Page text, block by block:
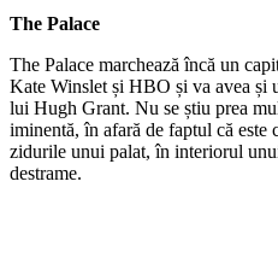
The Palace
The Palace marchează încă un
Kate Winslet și HBO și va avea și
lui Hugh Grant. Nu se știu prea
iminentă, în afară de faptul că este
zidurile unui palat, în interiorul
destrame.